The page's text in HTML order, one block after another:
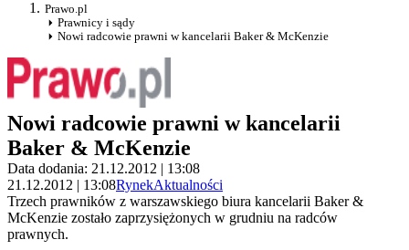
Prawo.pl
Prawnicy i sądy
Nowi radcowie prawni w kancelarii Baker & McKenzie
Nowi radcowie prawni w kancelarii
Baker & McKenzie
Data dodania: 21.12.2012 | 13:08
21.12.2012 | 13:08RynekAktualności
Trzech prawników z warszawskiego biura kancelarii Baker &
McKenzie zostało zaprzysiężonych w grudniu na radców
prawnych.